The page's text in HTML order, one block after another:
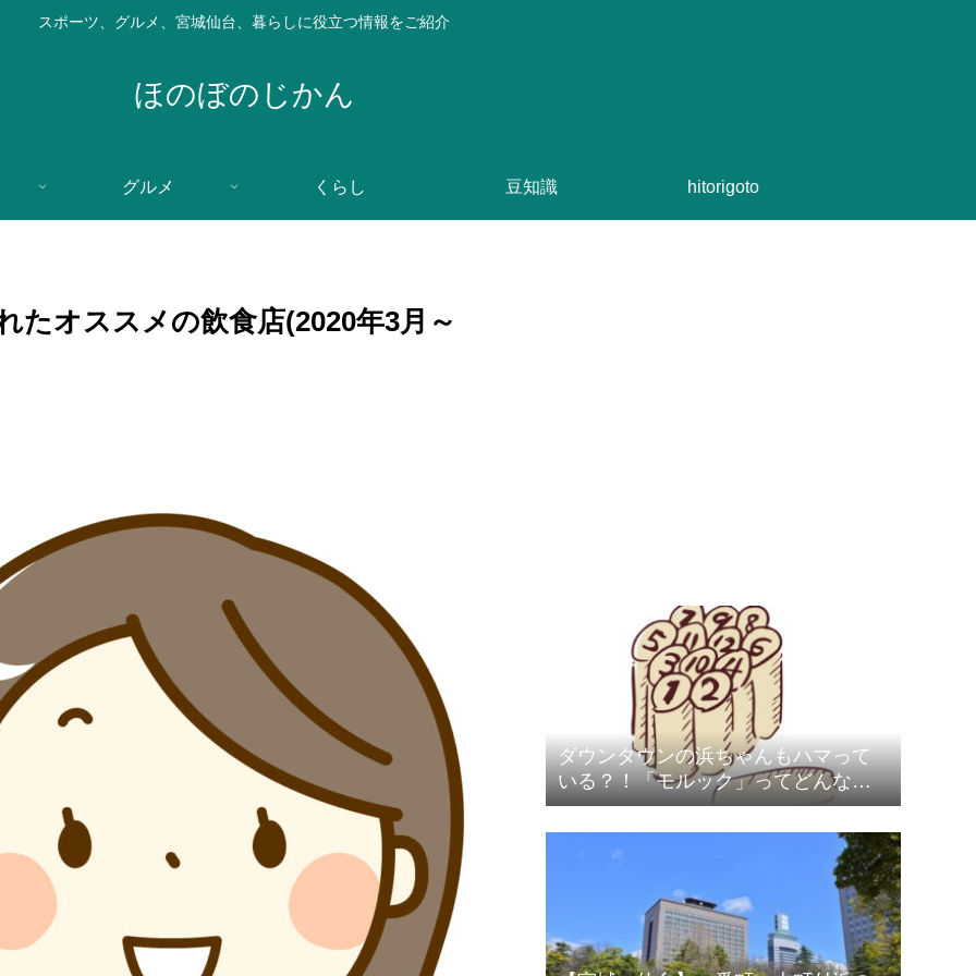
スポーツ、グルメ、宮城仙台、暮らしに役立つ情報をご紹介
ほのぼのじかん
グルメ くらし 豆知識 hitorigoto
たオススメの飲食店(2020年3月～
ダウンタウンの浜ちゃんもハマって
いる？！「モルック」ってどんなス
ポーツ？